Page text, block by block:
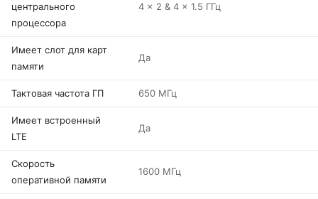
центрального
процессора
4 x 2 & 4 x 1.5 ГГц
Имеет слот для карт
памяти
Да
Тактовая частота ГП 650 МГц
Имеет встроенный
LTE
Да
Скорость
оперативной памяти
1600 МГц